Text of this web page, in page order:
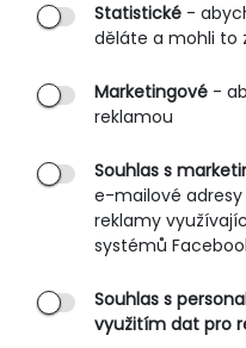
Statistické -
děláte a mohli to
Marketingové -
reklamou
Souhlas s
e-mailové adresy
reklamy
systémů
Souhlas s
využitím dat pro
B2B vstup
PRŮVODCE
Obchodní podmínky
Rozměrové tabulky
Způsoby doručení
Ochrana osobních údajů
SLUŽBY ZÁKAZNÍKŮM